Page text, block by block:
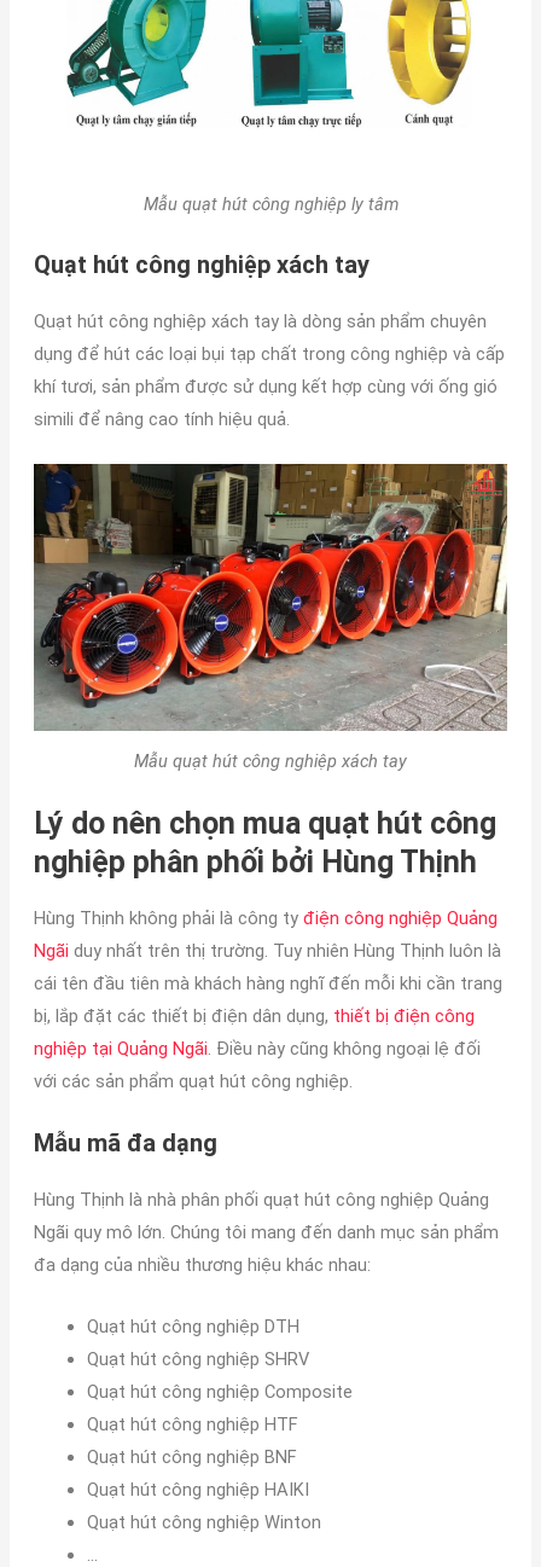
Mẫu quạt hút công nghiệp ly tâm
Quạt hút công nghiệp xách tay
Quạt hút công nghiệp xách tay là dòng sản phẩm chuyên
dụng để hút các loại bụi tạp chất trong công nghiệp và cấp
khí tươi, sản phẩm được sử dụng kết hợp cùng với ống gió
simili để nâng cao tính hiệu quả.
Mẫu quạt hút công nghiệp xách tay
Lý do nên chọn mua quạt hút công
nghiệp phân phối bởi Hùng Thịnh
Hùng Thịnh không phải là công ty điện công nghiệp Quảng
Ngãi duy nhất trên thị trường. Tuy nhiên Hùng Thịnh luôn là
cái tên đầu tiên mà khách hàng nghĩ đến mỗi khi cần trang
bị, lắp đặt các thiết bị điện dân dụng, thiết bị điện công
nghiệp tại Quảng Ngãi. Điều này cũng không ngoại lệ đối
với các sản phẩm quạt hút công nghiệp.
Mẫu mã đa dạng
Hùng Thịnh là nhà phân phối quạt hút công nghiệp Quảng
Ngãi quy mô lớn. Chúng tôi mang đến danh mục sản phẩm
đa dạng của nhiều thương hiệu khác nhau:
Quạt hút công nghiệp DTH
Quạt hút công nghiệp SHRV
Quạt hút công nghiệp Composite
Quạt hút công nghiệp HTF
Quạt hút công nghiệp BNF
Quạt hút công nghiệp HAIKI
Quạt hút công nghiệp Winton
…